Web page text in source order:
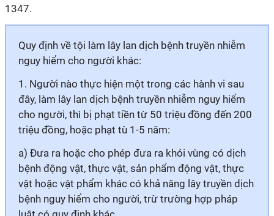
1347.
Quy định về tội làm lây lan dịch bệnh truyền nhiễm
nguy hiểm cho người khác:
1. Người nào thực hiện một trong các hành vi sau
đây, làm lây lan dịch bệnh truyền nhiễm nguy hiểm
cho người, thì bị phạt tiền từ 50 triệu đồng đến 200
triệu đồng, hoặc phạt tù 1-5 năm:
a) Đưa ra hoặc cho phép đưa ra khỏi vùng có dịch
bệnh động vật, thực vật, sản phẩm động vật, thực
vật hoặc vật phẩm khác có khả năng lây truyền dịch
bệnh nguy hiểm cho người, trừ trường hợp pháp